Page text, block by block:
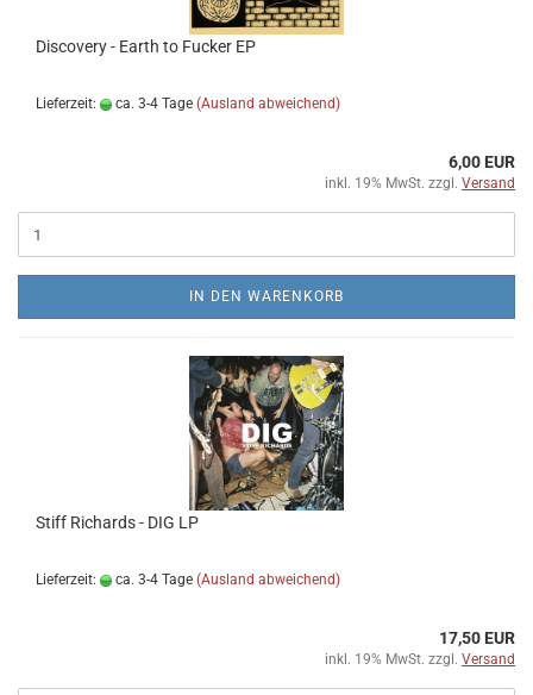
Discovery - Earth to Fucker EP
Lieferzeit: ca. 3-4 Tage (Ausland abweichend)
6,00 EUR
inkl. 19% MwSt. zzgl. Versand
IN DEN WARENKORB
Stiff Richards - DIG LP
Lieferzeit: ca. 3-4 Tage (Ausland abweichend)
17,50 EUR
inkl. 19% MwSt. zzgl. Versand